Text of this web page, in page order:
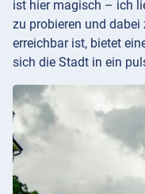
ist hier magisch – ich
zu probieren und
erreichbar ist, bietet
sich die Stadt in ein